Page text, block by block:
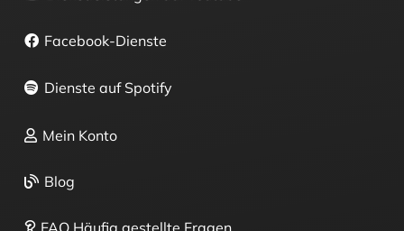
Facebook-Dienste
Dienste auf Spotify
Mein Konto
Blog
FAQ Häufig gestellte Fragen